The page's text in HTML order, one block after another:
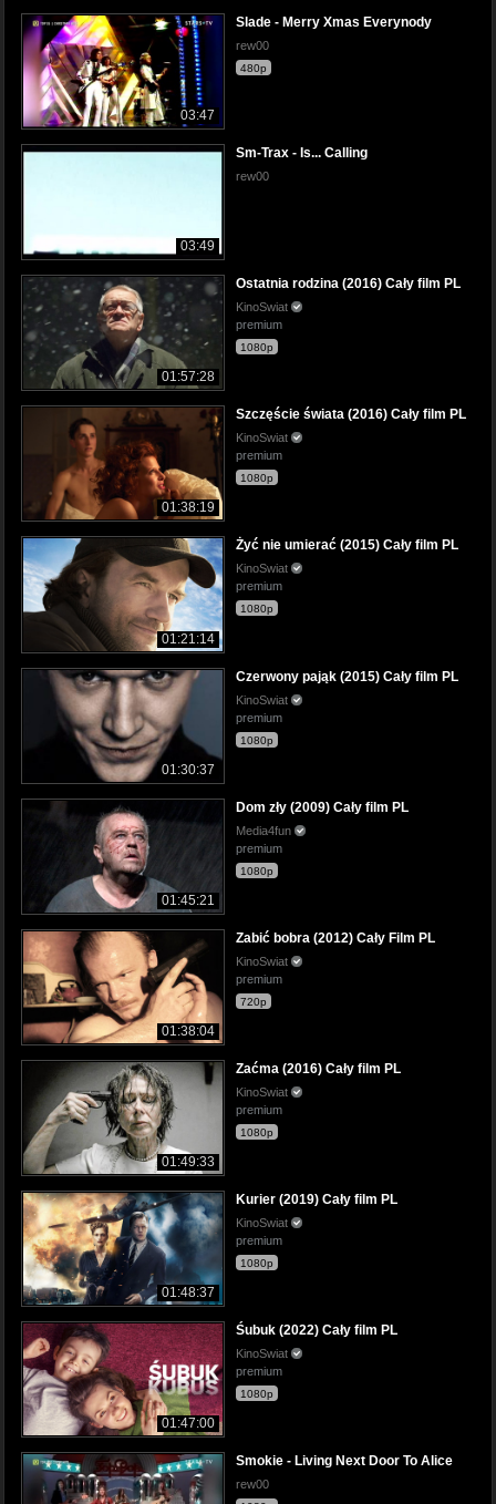
03:47
Slade - Merry Xmas Everynody
rew00
480p
03:49
Sm-Trax - Is... Calling
rew00
01:57:28
Ostatnia rodzina (2016) Cały film PL
KinoSwiat
premium
1080p
01:38:19
Szczęście świata (2016) Cały film PL
KinoSwiat
premium
1080p
01:21:14
Żyć nie umierać (2015) Cały film PL
KinoSwiat
premium
1080p
01:30:37
Czerwony pająk (2015) Cały film PL
KinoSwiat
premium
1080p
01:45:21
Dom zły (2009) Cały film PL
Media4fun
premium
1080p
01:38:04
Zabić bobra (2012) Cały Film PL
KinoSwiat
premium
720p
01:49:33
Zaćma (2016) Cały film PL
KinoSwiat
premium
1080p
01:48:37
Kurier (2019) Cały film PL
KinoSwiat
premium
1080p
01:47:00
Śubuk (2022) Cały film PL
KinoSwiat
premium
1080p
Smokie - Living Next Door To Alice
rew00